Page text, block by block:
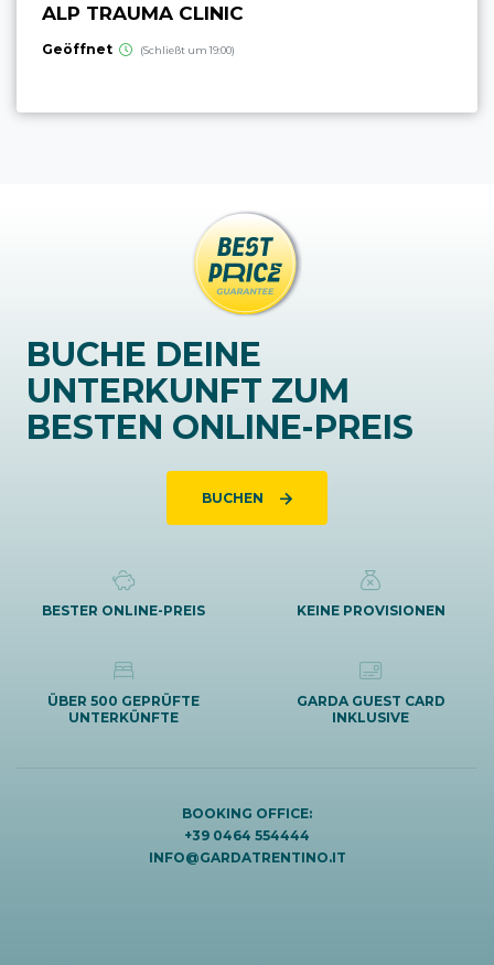
ALP TRAUMA CLINIC
Geöffnet (Schließt um 19:00)
BUCHE DEINE
UNTERKUNFT ZUM
BESTEN ONLINE-PREIS
BUCHEN
BESTER ONLINE-PREIS KEINE PROVISIONEN
ÜBER 500 GEPRÜFTE
UNTERKÜNFTE
GARDA GUEST CARD
INKLUSIVE
BOOKING OFFICE:
+39 0464 554444
INFO@GARDATRENTINO.IT